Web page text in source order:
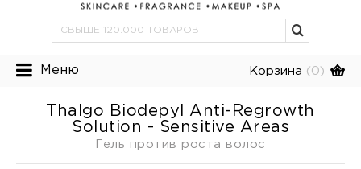
Меню Корзина (0)
Thalgo Biodepyl Anti-Regrowth
Solution - Sensitive Areas
Гель против роста волос